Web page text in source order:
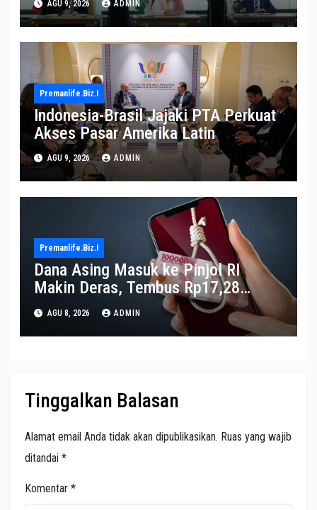
AGU 9, 2026 ADMIN
Premanlife.biz.i
Indonesia-Brasil Jajaki PTA Perkuat
Akses Pasar Amerika Latin
AGU 9, 2026 ADMIN
Premanlife.biz.i
Dana Asing Masuk ke Pinjol RI
Makin Deras, Tembus Rp17,28
Triliun per Juni 2026
AGU 8, 2026 ADMIN
Tinggalkan Balasan
Alamat email Anda tidak akan dipublikasikan. Ruas yang wajib
ditandai *
Komentar *